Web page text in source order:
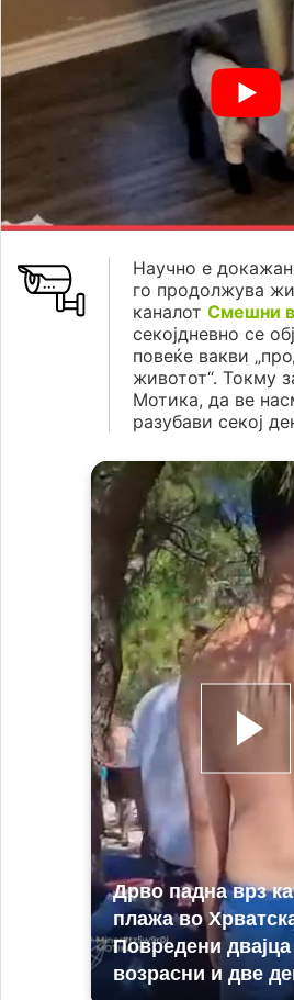
Научно е
го продолжува
каналот Смешни
секојдневно се
повеќе вакви
животот“. Токму
Мотика, да ве
разубави секој